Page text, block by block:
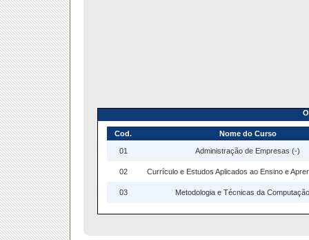
Cod. Nome do Curso
01 Administração de Empresas (-)
02 Currículo e Estudos Aplicados ao Ensino e
03 Metodologia e Técnicas da